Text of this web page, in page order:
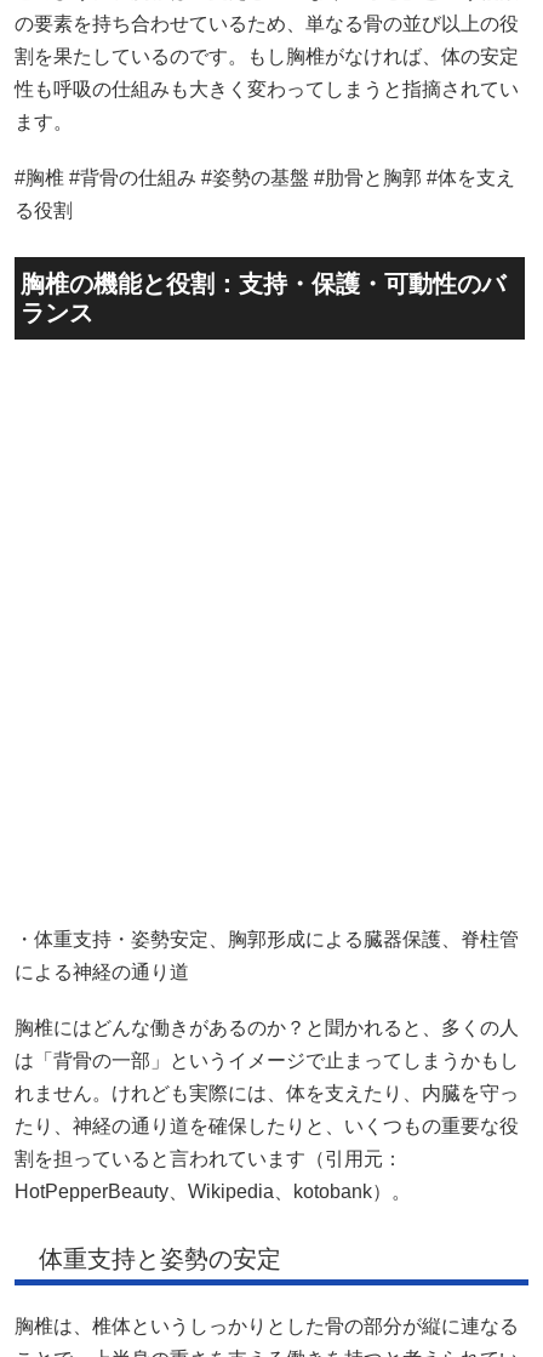
の要素を持ち合わせているため、単なる骨の並び以上の役
割を果たしているのです。もし胸椎がなければ、体の安定
性も呼吸の仕組みも大きく変わってしまうと指摘されてい
ます。
#胸椎 #背骨の仕組み #姿勢の基盤 #肋骨と胸郭 #体を支え
る役割
胸椎の機能と役割：支持・保護・可動性のバ
ランス
・体重支持・姿勢安定、胸郭形成による臓器保護、脊柱管
による神経の通り道
胸椎にはどんな働きがあるのか？と聞かれると、多くの人
は「背骨の一部」というイメージで止まってしまうかもし
れません。けれども実際には、体を支えたり、内臓を守っ
たり、神経の通り道を確保したりと、いくつもの重要な役
割を担っていると言われています（引用元：
HotPepperBeauty
Wikipedia kotobank）。
体重支持と姿勢の安定
胸椎は、椎体というしっかりとした骨の部分が縦に連なる